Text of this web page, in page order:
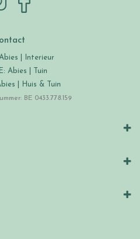
| Interieur
Abies | Tuin
| Huis & Tuin
BE 0433.778.159